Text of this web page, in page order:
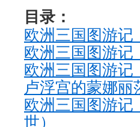
目录：
欧洲三国图游
欧洲三国图游
欧洲三国图游
卢浮宫的蒙娜丽
欧洲三国图游
世）